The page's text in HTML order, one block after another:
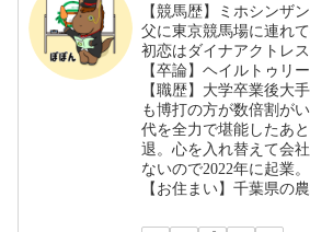
【競馬歴】ミホシンザ
父に東京競馬場に連れ
初恋はダイナアクトレス
【卒論】ヘイルトゥリ
【職歴】大学卒業後大
も博打の方が数倍割が
代を全力で堪能したあ
退。心を入れ替えて会
ないので2022年に起業。
【お住まい】千葉県の